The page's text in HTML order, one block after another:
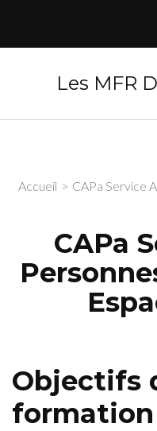
Les MFR
Accueil > CAPa Service
CAPa
Objectifs
formation